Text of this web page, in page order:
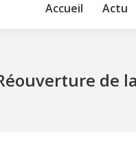
Accueil Actu
de